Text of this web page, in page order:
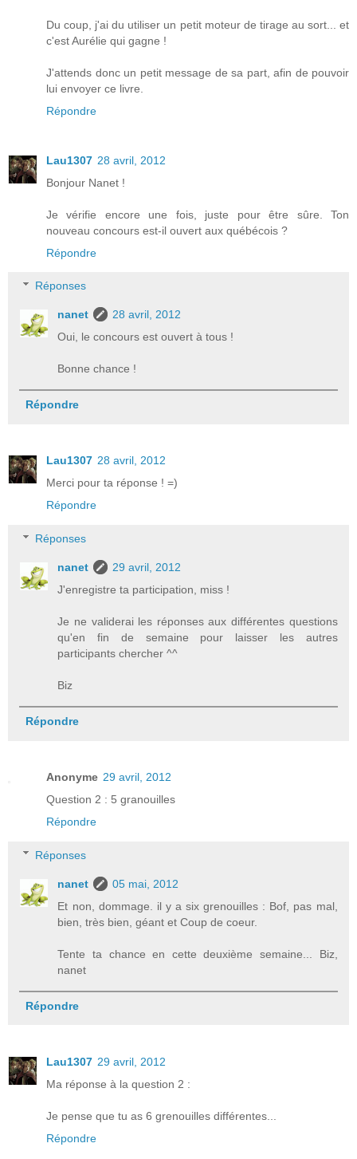
Du coup, j'ai du utiliser un petit moteur de tirage au sort... et
c'est Aurélie qui gagne !
J'attends donc un petit message de sa part, afin de pouvoir
lui envoyer ce livre.
Répondre
Lau1307 28 avril, 2012
Bonjour Nanet !
Je vérifie encore une fois, juste pour être sûre. Ton
nouveau concours est-il ouvert aux québécois ?
Répondre
Réponses
nanet
28 avril, 2012
Oui, le concours est ouvert à tous !
Bonne chance !
Répondre
Lau1307 28 avril, 2012
Merci pour ta réponse ! =)
Répondre
Réponses
nanet
29 avril, 2012
J'enregistre ta participation, miss !
Je ne validerai les réponses aux différentes questions
qu'en fin de semaine pour laisser les autres
participants chercher ^^
Biz
Répondre
Anonyme 29 avril, 2012
Question 2 : 5 granouilles
Répondre
Réponses
nanet
05 mai, 2012
Et non, dommage. il y a six grenouilles : Bof, pas mal,
bien, très bien, géant et Coup de coeur.
Tente ta chance en cette deuxième semaine... Biz,
nanet
Répondre
Lau1307 29 avril, 2012
Ma réponse à la question 2 :
Je pense que tu as 6 grenouilles différentes...
Répondre